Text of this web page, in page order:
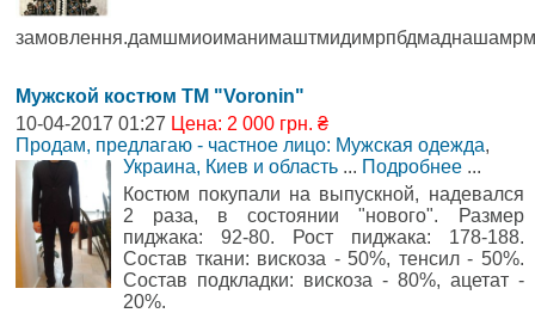
Мужской костюм ТМ "Voronin"
10-04-2017 01:27 Цена: 2 000 грн. ₴
Продам, предлагаю - частное лицо: Мужская одежда,
Украина, Киев и область ... Подробнее ...
Костюм покупали на выпускной, надевался
2 раза, в состоянии "нового". Размер
пиджака: 92-80. Рост пиджака: 178-188.
Состав ткани: вискоза - 50%, тенсил - 50%.
Состав подкладки: вискоза - 80%, ацетат -
20%.